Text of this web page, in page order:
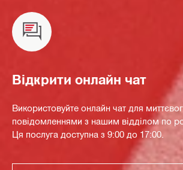
Відкрити онлайн чат
Використовуйте онлайн чат для
повідомленнями з нашим відділом по
Ця послуга доступна з 9:00 до 17:00.